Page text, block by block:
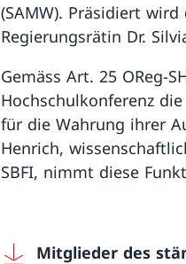
(SAMW). Präsidiert
Regierungsrätin Dr.
Gemäss Art. 25 OReg-
Hochschulkonferenz
für die Wahrung ihrer
Henrich,
SBFI, nimmt diese
Mitglieder des